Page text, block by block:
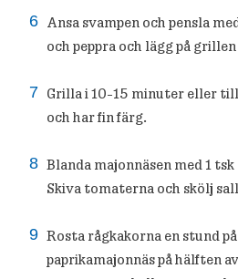
Ansa svampen och pensla
och peppra och lägg på
Grilla i 10-15 minuter eller
och har fin färg.
Blanda majonnäsen med 1
Skiva tomaterna och skölj
Rosta rågkakorna en stund
paprikamajonnäs på hälften